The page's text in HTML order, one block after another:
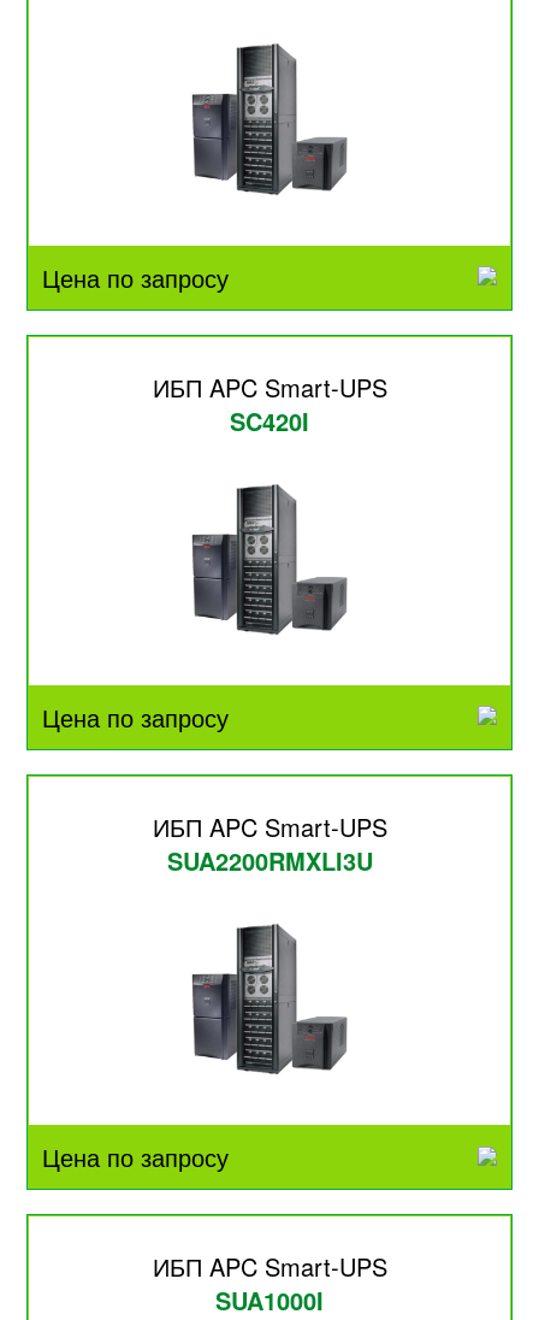
Цена по запросу
ИБП APC Smart-UPS
SC420I
Цена по запросу
ИБП APC Smart-UPS
SUA2200RMXLI3U
Цена по запросу
ИБП APC Smart-UPS
SUA1000I